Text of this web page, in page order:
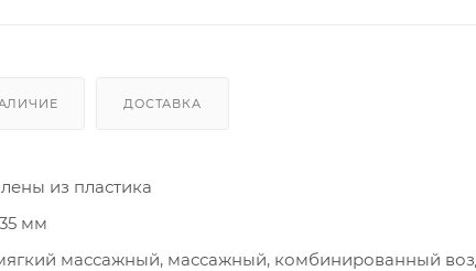
ДОСТАВКА
из пластика
мм
массажный, массажный, комбинированный